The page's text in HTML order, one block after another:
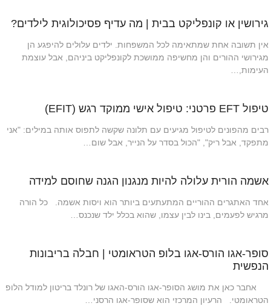
גירושין או קונפליקט בבית | מה עדיף פסיכולוגית לילדים?
אין תשובה אחת שמתאימה לכל המשפחות. ילדים עלולים להיפגע הן
מגירושי ההורים והן מחשיפה ממושכת לקונפליקט ביניהם, אבל עוצמת
העימות,…
טיפול EFT פרטני: טיפול אישי ממוקד רגש (EFIT)
רבים מהפונים לטיפול מגיעים עם תלונה שקשה לתפוס אותה במילים: "אני
מתפקד, אבל ריק", "הכול בסדר על הנייר, אבל שום…
אשמה הורית עלולה להיות מנגנון הגנה שחוסם למידה
אחד האתגרים ההוריים המתעתעים ביותר הוא ויסות אשמה. כל הורה
מרגיש לפעמים, בינו לבין עצמו, שהוא בכלל ילד שנכנס…
סופר-אגו הורס-אגו בלופ הטראומטי | חבלה בריבונות
הנפשית
אחבר כאן את מושג הסופר-אגו הורס-האגו של רונלד בריטון למודל הלופ
הטראומטי. הרעיון המרכזי הוא שסופר-אגו הרסני…